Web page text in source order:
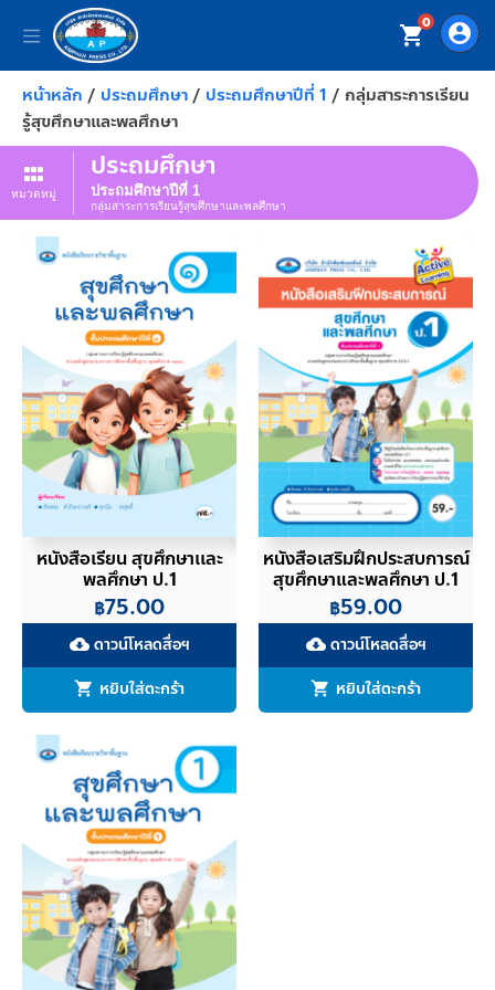
account_circle
shopping_cart0
หน้าหลัก / ประถมศึกษา/ ประถมศึกษาปีที่ 1 / กลุ่มสาระการเรียน
รู้สุขศึกษาและพลศึกษา
หมวดหมู่
ประถมศึกษา
ประถมศึกษาปีที่ 1
กลุ่มสาระการเรียนรู้สุขศึกษาและพลศึกษา
หนังสือเรียน สุขศึกษาเเละ
พลศึกษา ป.1
฿75.00
cloud_downloadดาวน์โหลดสื่อฯ
หยิบใส่ตะกร้า
หนังสือเสริมฝึกประสบการณ์
สุขศึกษาและพลศึกษา ป.1
฿59.00
cloud_downloadดาวน์โหลดสื่อฯ
หยิบใส่ตะกร้า